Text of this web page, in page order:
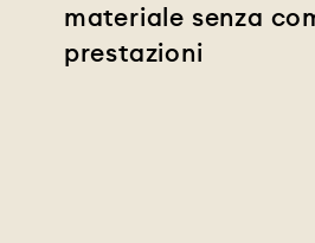
materiale senza
prestazioni